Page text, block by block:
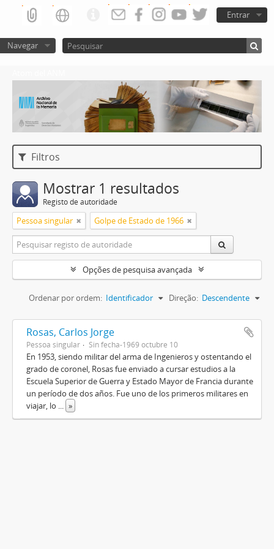
Entrar
Navegar
Filtros
Mostrar 1 resultados
Registo de autoridade
Pessoa singular Golpe de Estado de 1966
Opções de pesquisa avançada
Ordenar por ordem: Identificador Direção: Descendente
Rosas, Carlos Jorge
Pessoa singular Sin fecha-1969 octubre 10
En 1953, siendo militar del arma de Ingenieros y ostentando el
grado de coronel, Rosas fue enviado a cursar estudios a la
Escuela Superior de Guerra y Estado Mayor de Francia durante
un período de dos años. Fue uno de los primeros militares en
viajar, lo ... »